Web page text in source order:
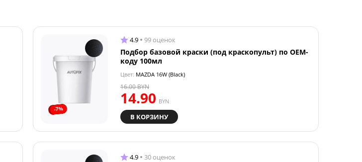
-7%
4.9 99 оценок
Подбор базовой краски (под краскопульт) по OEM-
коду 100мл
Цвет: MAZDA 16W (Black)
14.90 BYN
16.00BYN
В КОРЗИНУ
4.9 30 оценок